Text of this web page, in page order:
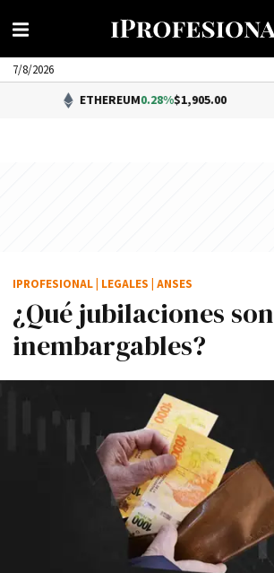
7/8/2026
ETHEREUM0.28%$1,905.00
¿Qué jubilaciones son
inembargables?
IPROFESIONAL LEGALES ANSES